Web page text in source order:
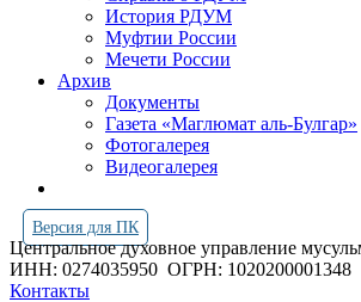
История РДУМ
Муфтии России
Мечети России
Архив
Документы
Газета «Маглюмат аль-Булгар»
Фотогалерея
Видеогалерея
Версия для ПК
Центральное духовное управление
ИНН: 0274035950 ОГРН: 1020200001348
Контакты